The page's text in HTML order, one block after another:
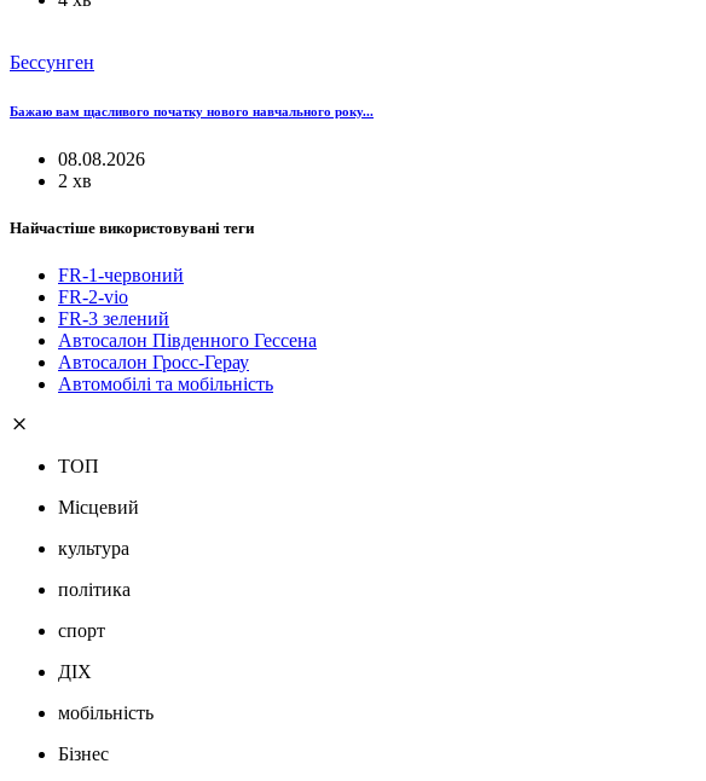
Бессунген
Бажаю вам щасливого початку нового навчального року...
08.08.2026
2 хв
Найчастіше використовувані теги
FR-1-червоний
FR-2-vio
FR-3 зелений
Автосалон Південного Гессена
Автосалон Гросс-Герау
Автомобілі та мобільність
ТОП
Місцевий
культура
політика
спорт
ДІХ
мобільність
Бізнес